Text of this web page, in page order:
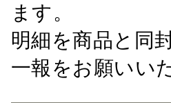
ます。
明細を商品と同
一報をお願いい